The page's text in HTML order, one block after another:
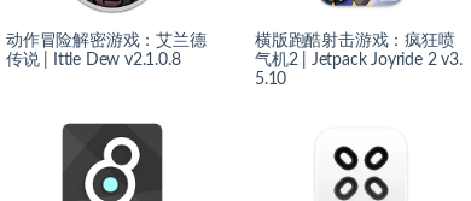
动作冒险解密游戏：艾兰德
传说 | Ittle Dew v2.1.0.8
横版跑酷射击游戏：疯狂喷
气机2 | Jetpack Joyride 2 v3.
5.10